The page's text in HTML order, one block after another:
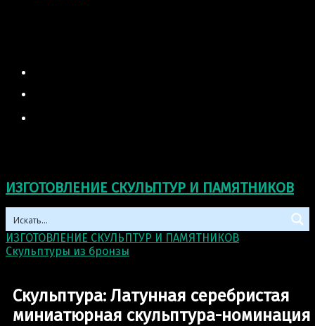
ИЗГОТОВЛЕНИЕ СКУЛЬПТУР И ПАМЯТНИКОВ
ИЗГОТОВЛЕНИЕ СКУЛЬПТУР И ПАМЯТНИКОВ
Скульптуры из бронзы
Скульптура: Латунная серебристая
миниатюрная скульптура-номинация